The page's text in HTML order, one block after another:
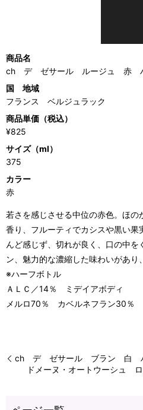
商品名
ch デ ゼサール ルージュ 赤 ハ
国 地域
フランス ベルジュラック
商品単価（税込）
¥825
サイズ（ml）
375
カラー
赤
若さを感じさせる中位の赤色。ほ
香り、フルーティでカシスや黒い果
んど感じず、切れが良く、口の中を
ン、魅力的な濃縮した味わいがあり
※ハーフボトル
ＡＬＣ／14％ ミデイアボディ
メルロ70％ カベルネフラン30％
ch デ ゼサール ブラン 白 ハ
ドメーヌ・オートウーシュ